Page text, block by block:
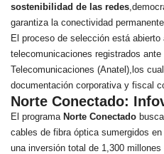
sostenibilidad de las redes
garantiza la conectividad
El proceso de selección está
telecomunicaciones registrados
Telecomunicaciones (Anatel),los
documentación corporativa y fiscal
Norte Conectado:
El programa Norte Conectado
cables de fibra óptica sumergidos
una inversión total de 1,300